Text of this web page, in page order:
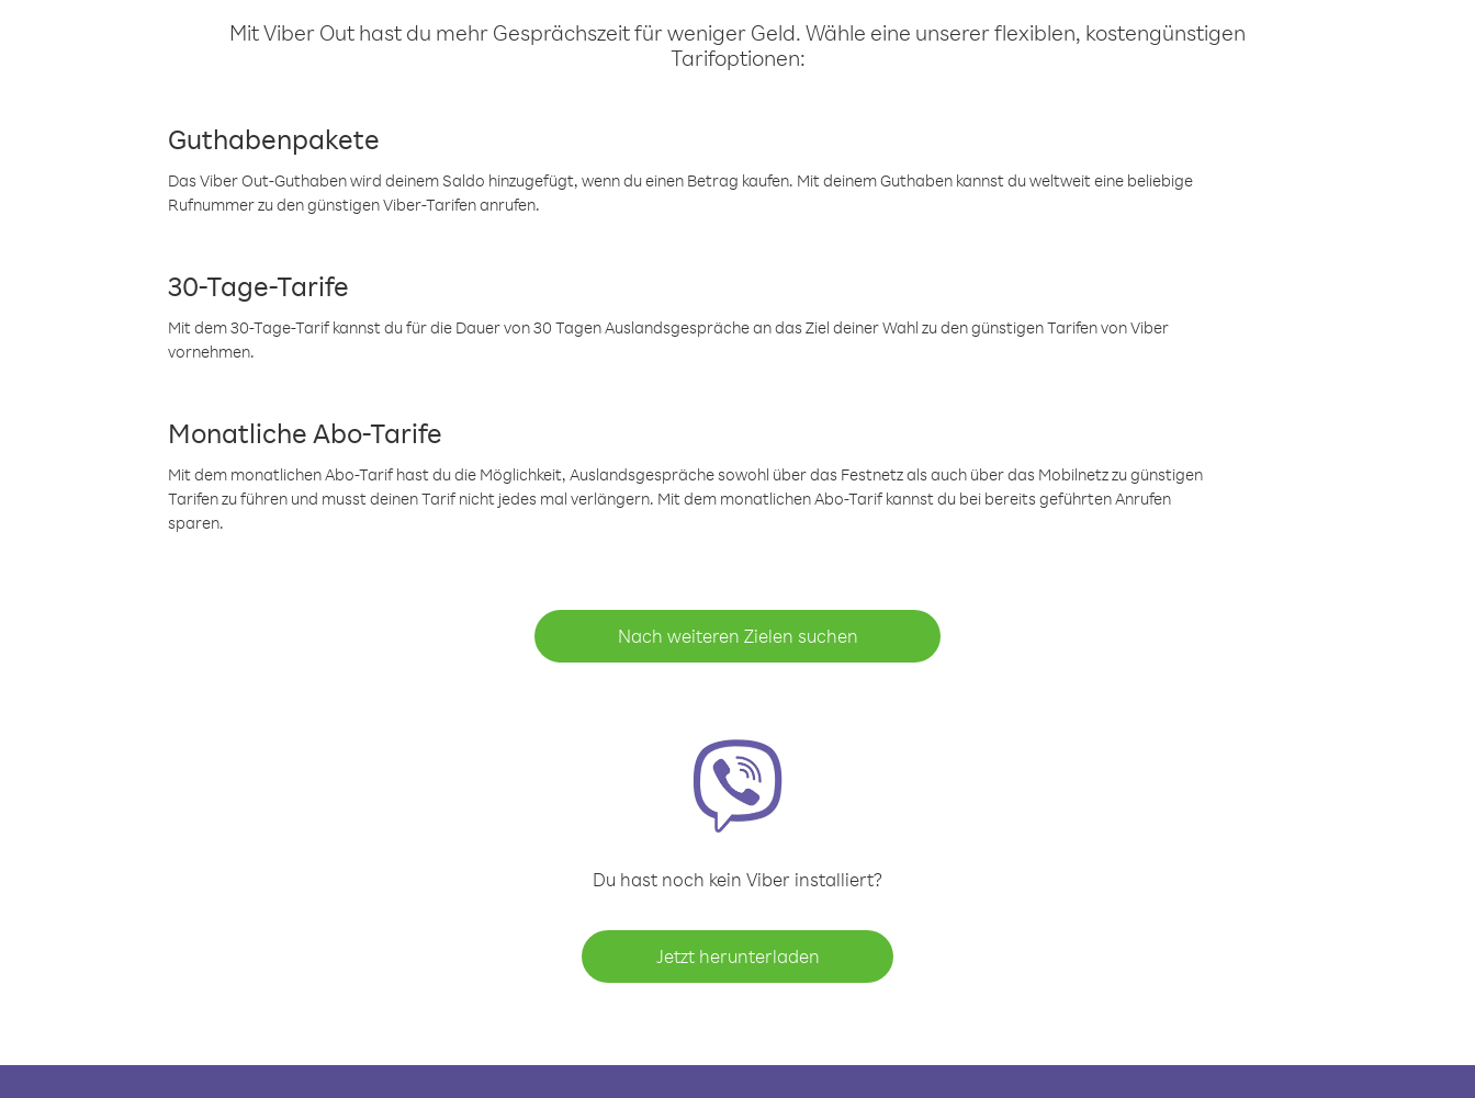
Mit Viber Out hast du mehr Gesprächszeit für weniger Geld. Wähle eine unserer flexiblen, kostengünstigen
Tarifoptionen:
Guthabenpakete
Das Viber Out-Guthaben wird deinem Saldo hinzugefügt, wenn du einen Betrag kaufen. Mit deinem Guthaben kannst du weltweit eine beliebige
Rufnummer zu den günstigen Viber-Tarifen anrufen.
30-Tage-Tarife
Mit dem 30-Tage-Tarif kannst du für die Dauer von 30 Tagen Auslandsgespräche an das Ziel deiner Wahl zu den günstigen Tarifen von Viber
vornehmen.
Monatliche Abo-Tarife
Mit dem monatlichen Abo-Tarif hast du die Möglichkeit, Auslandsgespräche sowohl über das Festnetz als auch über das Mobilnetz zu günstigen
Tarifen zu führen und musst deinen Tarif nicht jedes mal verlängern. Mit dem monatlichen Abo-Tarif kannst du bei bereits geführten Anrufen
sparen.
Nach weiteren Zielen suchen
Du hast noch kein Viber installiert?
Jetzt herunterladen